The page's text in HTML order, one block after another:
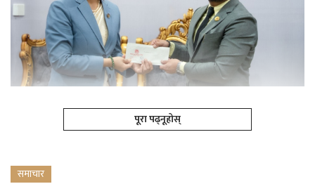
पूरा पढ्नूहोस्
समाचार